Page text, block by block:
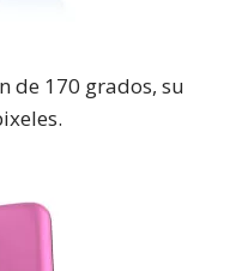
de 170 grados, su